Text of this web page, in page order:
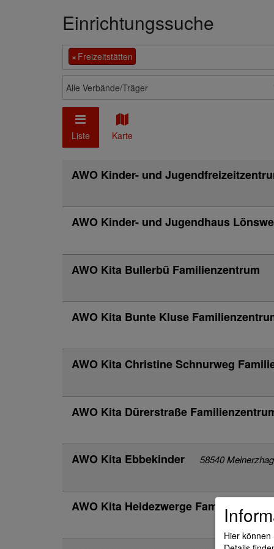
Einrichtungssuche
× Freizeitstätten
Alle Verbände/Träger
Liste
Karte
AWO Kinder- und
AWO Kinder- und Jugendhaus
AWO Kita Bullerbü Familienzentrum
AWO Kita Bunte Kluse
AWO Kita Christine Schnurweg
AWO Kita Dürerstraße
AWO Kita Ebbekinder 58540
AWO Kita Heidezwerge
Hier